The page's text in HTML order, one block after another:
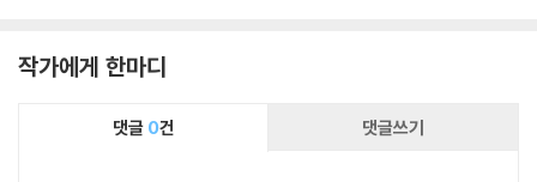
작가에게 한마디
댓글 0건 댓글쓰기